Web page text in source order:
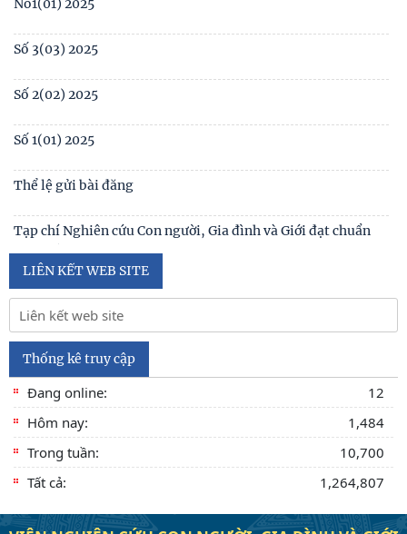
Table of contents Human Studies Journal No. 5 (128) (2023)
Giới thiệu sách mới: Xã hội học Gia đình
No1(01) 2025
Số 3(03) 2025
Số 2(02) 2025
Số 1(01) 2025
Thể lệ gửi bài đăng
Tạp chí Nghiên cứu Con người, Gia đình và Giới đạt chuẩn
Tạp chí khoa học Việt Nam năm 2026
Số 1 -2026
Nội hàm của quyền con người được sống trong môi trường
trong lành, bền vững (Lê Hồng Hạnh
LIÊN KẾT WEB SITE
Thống kê truy cập
Đang online:
12